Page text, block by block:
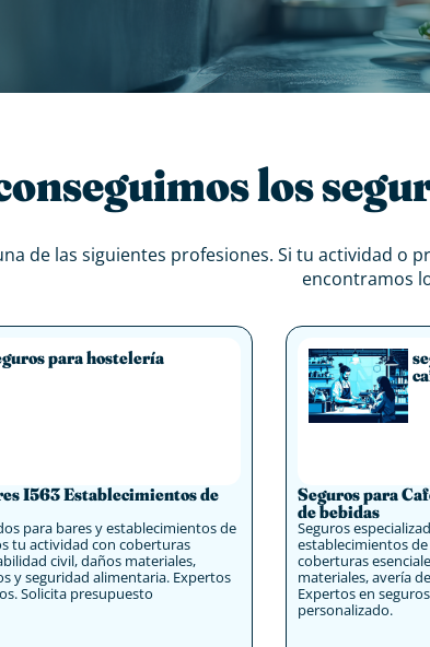
los
de las siguientes profesiones. Si tu actividad
encontramos
para hostelería
I563 Establecimientos de
para bares y establecimientos de
tu actividad con coberturas
civil, daños materiales,
y seguridad alimentaria. Expertos
Solicita presupuesto
Seguros para
de bebidas
Seguros
establecimientos
coberturas
materiales, avería
Expertos en
personalizado.